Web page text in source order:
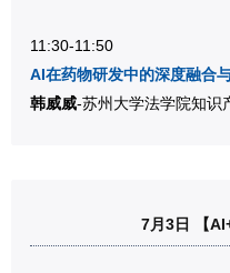
11:30-11:50
AI在药物研发中的深度融合
韩威威-苏州大学法学院知识
7月3日 【